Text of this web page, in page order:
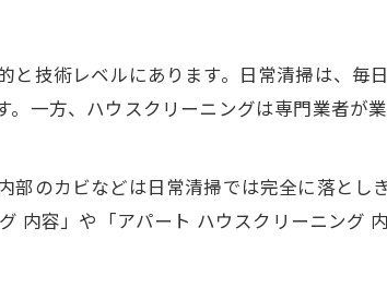
ハウスクリーニング作業の全容
ハウスクリーニング作業内容を徹底解説
浄など専門的なハウスクリーニング内容
クリーニングの養生や家具移動の流れ
提案するハウスクリーニング内容の特徴
技術レベルにあります。日常清掃は、毎
一方、ハウスクリーニングは専門業者が
のカビなどは日常清掃では完全に落と
内容」や「アパート ハウスクリーニング